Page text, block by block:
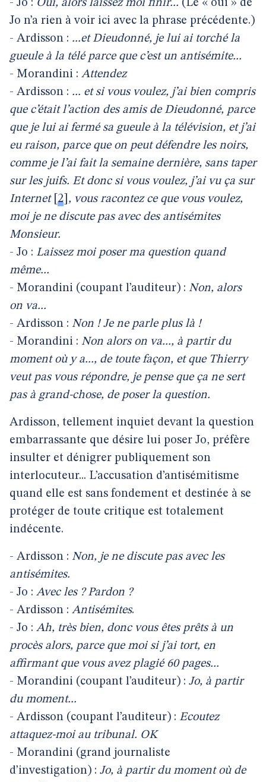
- Jo : Oui, alors laissez moi finir... (Le « oui » de
Jo n’a rien à voir ici avec la phrase précédente.)
- Ardisson : ...et Dieudonné, je lui ai torché la
gueule à la télé parce que c’est un antisémite...
- Morandini : Attendez
- Ardisson : ... et si vous voulez, j’ai bien compris
que c’était l’action des amis de Dieudonné, parce
que je lui ai fermé sa gueule à la télévision, et j’ai
eu raison, parce que on peut défendre les noirs,
comme je l’ai fait la semaine dernière, sans taper
sur les juifs. Et donc si vous voulez, j’ai vu ça sur
Internet[ 2 , vous racontez ce que vous voulez,
moi je ne discute pas avec des antisémites
Monsieur.
- Jo : Laissez moi poser ma question quand
même...
- Morandini (coupant l’auditeur) : Non, alors
on va...
- Ardisson : Non ! Je ne parle plus là !
- Morandini : Non alors on va..., à partir du
moment où y a..., de toute façon, et que Thierry
veut pas vous répondre, je pense que ça ne sert
pas à grand-chose, de poser la question.
Ardisson, tellement inquiet devant la question
embarrassante que désire lui poser Jo, préfère
insulter et dénigrer publiquement son
interlocuteur... L’accusation d’antisémitisme
quand elle est sans fondement et destinée à se
protéger de toute critique est totalement
indécente.
- Ardisson : Non, je ne discute pas avec les
antisémites.
- Jo : Avec les ? Pardon ?
- Ardisson : Antisémites.
- Jo : Ah, très bien, donc vous êtes prêts à un
procès alors, parce que moi si j’ai tort, en
affirmant que vous avez plagié 60 pages...
- Morandini (coupant l’auditeur) : Jo, à partir
du moment...
- Ardisson (coupant l’auditeur) : Ecoutez
attaquez-moi au tribunal. OK
- Morandini (grand journaliste
d’investigation) : Jo, à partir du moment où de